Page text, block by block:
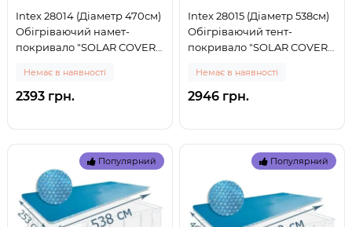
Intex 28014 (Діаметр 470см)
Обігріваючий намет-
покривало "SOLAR COVER"
Немає в наявності
2393 грн.
Intex 28015 (Діаметр 538см)
Обігріваючий тент-
покривало "SOLAR COVER"
Немає в наявності
2946 грн.
Популярний Популярний